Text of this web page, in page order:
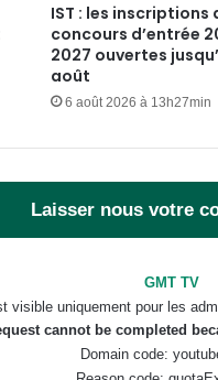
IST : les inscriptions
concours d’entrée
2027 ouvertes
août
6 août 2026 à 13h27min
Laisser nous votre
GMT TV
visible uniquement pour les
cannot be completed
Domain code: